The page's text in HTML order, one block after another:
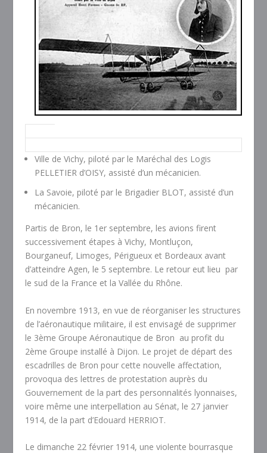
Ville de Vichy, piloté par le Maréchal des Logis
PELLETIER d’OISY, assisté d’un mécanicien.
La Savoie, piloté par le Brigadier BLOT, assisté d’un
mécanicien.
Partis de Bron, le 1er septembre, les avions firent
successivement étapes à Vichy, Montluçon,
Bourganeuf, Limoges, Périgueux et Bordeaux avant
d’atteindre Agen, le 5 septembre. Le retour eut lieu par
le sud de la France et la Vallée du Rhône.
En novembre 1913, en vue de réorganiser les structures
de l’aéronautique militaire, il est envisagé de supprimer
le 3ème Groupe Aéronautique de Bron au profit du
2ème Groupe installé à Dijon. Le projet de départ des
escadrilles de Bron pour cette nouvelle affectation,
provoqua des lettres de protestation auprès du
Gouvernement de la part des personnalités lyonnaises,
voire même une interpellation au Sénat, le 27 janvier
1914, de la part d’Edouard HERRIOT.
Le dimanche 22 février 1914, une violente bourrasque